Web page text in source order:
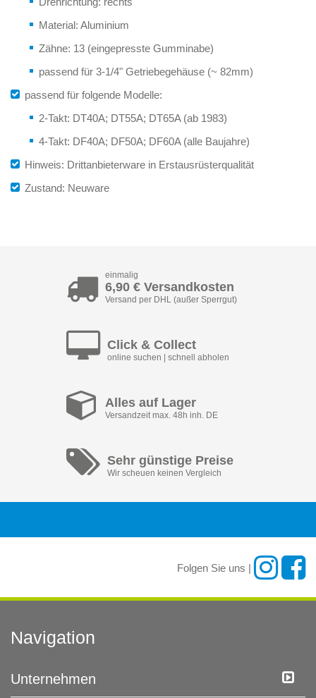
Material: Aluminium
Zähne: 13 (eingepresste Gumminabe)
passend für 3-1/4" Getriebegehäuse (~ 82mm)
passend für folgende Modelle:
2-Takt: DT40A; DT55A; DT65A (ab 1983)
4-Takt: DF40A; DF50A; DF60A (alle Baujahre)
Hinweis: Drittanbieterware in Erstausrüsterqualität
Zustand: Neuware
einmalig
6,90 € Versandkosten
Versand per DHL (außer Sperrgut)
Click & Collect
online suchen | schnell abholen
Alles auf Lager
Versandzeit max. 48h inh. DE
Sehr günstige Preise
Wir scheuen keinen Vergleich
Folgen Sie uns |
Navigation
Unternehmen